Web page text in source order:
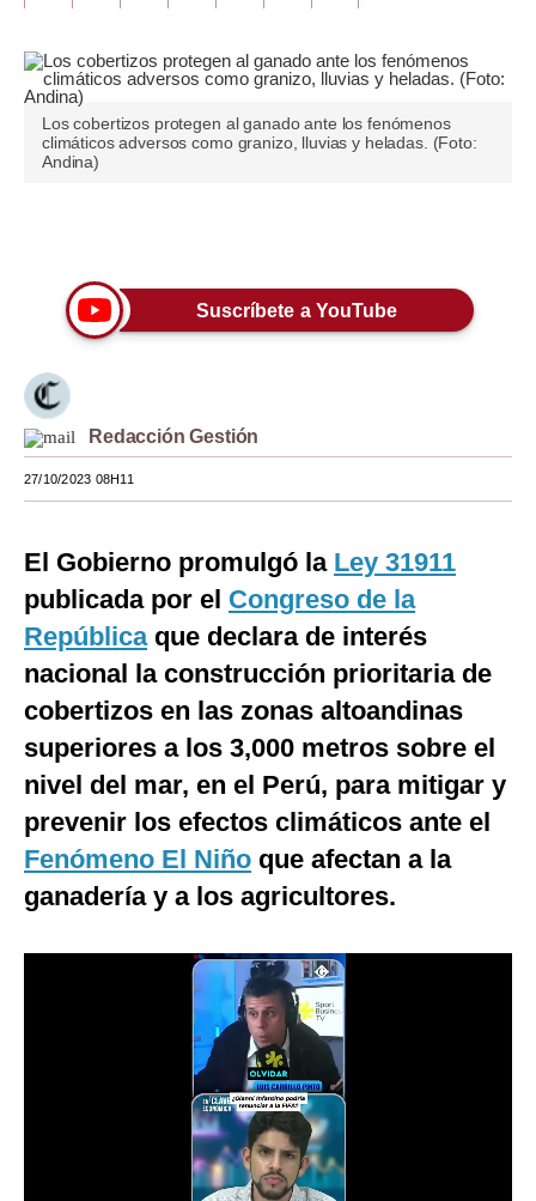
Plus G
Opinión
Editorial
Tendencias
Viajes
Moda
Estilos
Mundo
EEUU
México
España
Internacional
Tecnología
Club del Suscriptor
Mix
Los cobertizos protegen al ganado ante los fenómenos
climáticos adversos como granizo, lluvias y heladas. (Foto:
Andina)
Suscríbete a YouTube
Redacción Gestión
27/10/2023 08H11
El Gobierno promulgó la Ley 31911
publicada por el Congreso de la
Repúblicaque declara de interés
nacional la construcción prioritaria de
cobertizos en las zonas altoandinas
superiores a los 3,000 metros sobre el
nivel del mar, en el Perú, para mitigar y
prevenir los efectos climáticos ante el
Fenómeno El Niño que afectan a la
ganadería y a los agricultores.